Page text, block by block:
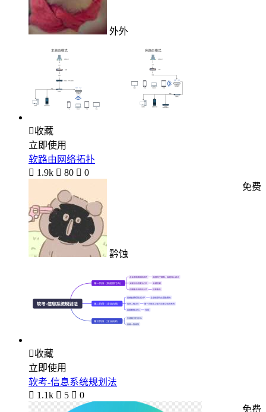
外外
收藏
立即使用
软路由网络拓扑
 1.9k  80  0
霒蚀
免费
收藏
立即使用
软考-信息系统规划法
 1.1k  5  0
免费